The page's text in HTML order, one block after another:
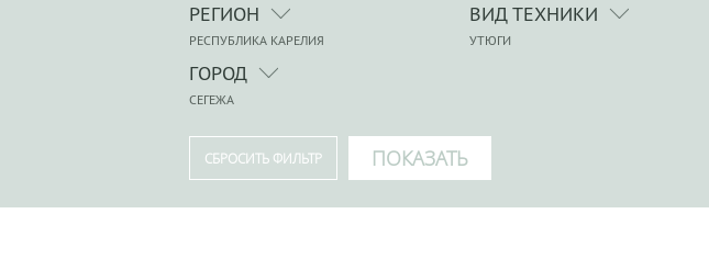
РЕГИОН
РЕСПУБЛИКА КАРЕЛИЯ
ВИД ТЕХНИКИ
УТЮГИ
ГОРОД
СЕГЕЖА